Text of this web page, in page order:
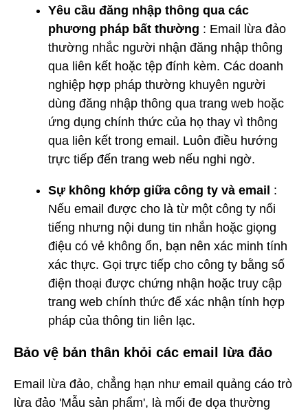
Yêu cầu đăng nhập thông qua các
phương pháp bất thường : Email lừa đảo
thường nhắc người nhận đăng nhập thông
qua liên kết hoặc tệp đính kèm. Các doanh
nghiệp hợp pháp thường khuyên người
dùng đăng nhập thông qua trang web hoặc
ứng dụng chính thức của họ thay vì thông
qua liên kết trong email. Luôn điều hướng
trực tiếp đến trang web nếu nghi ngờ.
Sự không khớp giữa công ty và email :
Nếu email được cho là từ một công ty nổi
tiếng nhưng nội dung tin nhắn hoặc giọng
điệu có vẻ không ổn, bạn nên xác minh tính
xác thực. Gọi trực tiếp cho công ty bằng số
điện thoại được chứng nhận hoặc truy cập
trang web chính thức để xác nhận tính hợp
pháp của thông tin liên lạc.
Bảo vệ bản thân khỏi các email lừa đảo
Email lừa đảo, chẳng hạn như email quảng cáo trò
lừa đảo 'Mẫu sản phẩm', là mối đe dọa thường